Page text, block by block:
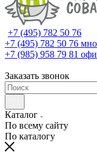
+7 (495) 782 50 76
+7 (495) 782 50 76
+7 (985) 958 79 81
Заказать звонок
Каталог
По всему сайту
По каталогу